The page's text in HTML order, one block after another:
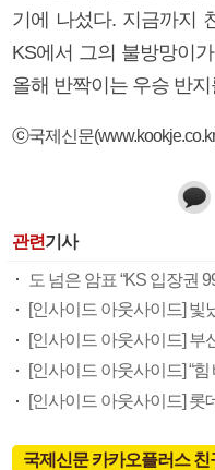
기에 나섰다. 지금까지
KS에서 그의 불방망이
올해 반짝이는 우승 반
ⓒ국제신문
관련기사
도 넘은 암표 “KS 입장권
[인사이드 아웃사이드]
[인사이드 아웃사이드] “
[인사이드 아웃사이드] 롯
국제신문 카카오플러스 친